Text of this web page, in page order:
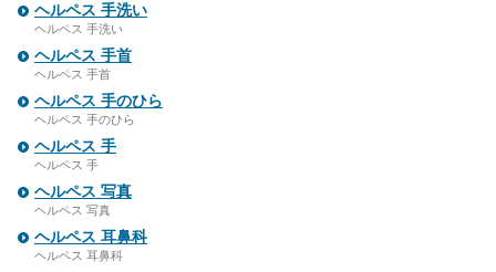
ヘルペス 手洗い
ヘルペス 手洗い
ヘルペス 手首
ヘルペス 手首
ヘルペス 手のひら
ヘルペス 手のひら
ヘルペス 手
ヘルペス 手
ヘルペス 写真
ヘルペス 写真
ヘルペス 耳鼻科
ヘルペス 耳鼻科